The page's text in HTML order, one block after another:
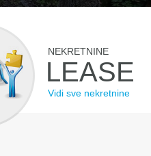
NEKRETNINE
LEASE
Vidi sve nekretnine